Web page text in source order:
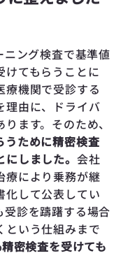
ング検査で基準値
けてもらうことに
療機関で受診する
理由に、ドライバ
ます。そのため、
うために精密検査
しました。 会社
療により乗務が継
化して公表してい
受診を躊躇する場合
という仕組みまで
密検査を受けても